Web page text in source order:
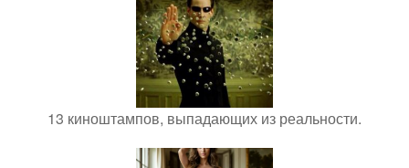
13 киноштампов, выпадающих из реальности.